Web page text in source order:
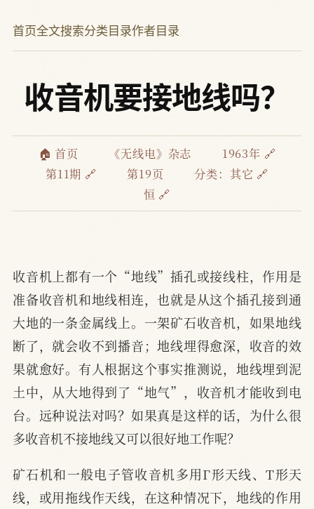
首页全文搜索分类目录作者目录
收音机要接地线吗？
🏠 首页 《无线电》杂志
1963年 🔗
第11期 🔗
第19页 分类： 其它 🔗
恒 🔗
收音机上都有一个“地线”插孔或接线柱，作用是
准备收音机和地线相连，也就是从这个插孔接到通
大地的一条金属线上。一架矿石收音机，如果地线
断了，就会收不到播音；地线埋得愈深，收音的效
果就愈好。有人根据这个事实推测说，地线埋到泥
土中，从大地得到了“地气”，收音机才能收到电
台。远种说法对吗？如果真是这样的话，为什么很
多收音机不接地线又可以很好地工作呢？
矿石机和一般电子管收音机多用Г形天线、Т形天
线，或用拖线作天线，在这种情况下，地线的作用